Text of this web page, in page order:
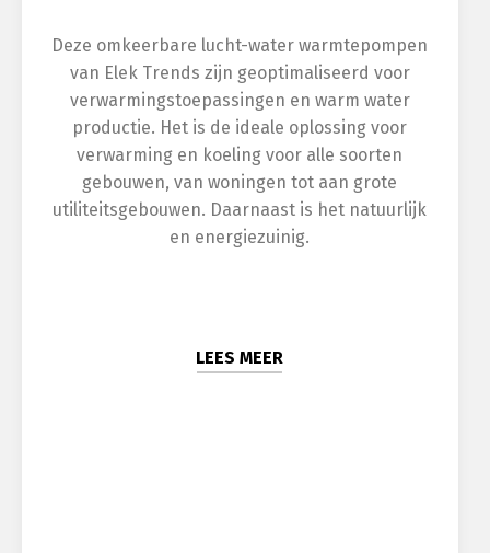
Deze omkeerbare lucht-water warmtepompen
van Elek Trends zijn geoptimaliseerd voor
verwarmingstoepassingen en warm water
productie. Het is de ideale oplossing voor
verwarming en koeling voor alle soorten
gebouwen, van woningen tot aan grote
utiliteitsgebouwen. Daarnaast is het natuurlijk
en energiezuinig.
LEES MEER